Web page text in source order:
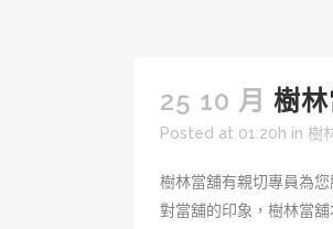
25 10 月 樹
Posted at 01:20h in 樹
樹林當舖有親切專員為
對當舖的印象，樹林當